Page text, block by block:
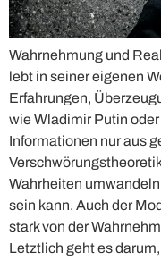
Wahrnehmung und
lebt in seiner eigenen
Erfahrungen,
wie Wladimir Putin
Informationen nur aus
Wahrheiten
sein kann. Auch der
stark von der
Letztlich geht es